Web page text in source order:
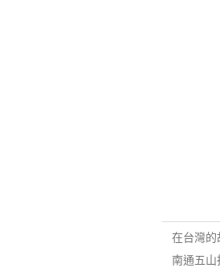
在台灣的
南通五山